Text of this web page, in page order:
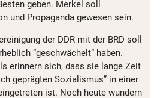
geben. Merkel soll
und Propaganda gewesen sein.
der DDR mit der BRD soll
“geschwächelt” haben.
erinnern sich, dass sie lange Zeit
geprägten Sozialismus” in einer
ist. Noch heute wundern